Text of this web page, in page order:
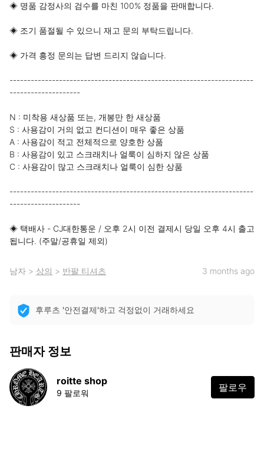
◈ 명품 감정사의 검수를 마친 100% 정품을 판매합니다.
◈ 조기 품절될 수 있으니 재고 문의 부탁드립니다.
◈ 가격 흥정 문의는 답변 드리지 않습니다.
---------------------------------------------------------------------
--------------------
N : 미착용 새상품 또는, 개봉만 한 새상품
S : 사용감이 거의 없고 컨디션이 매우 좋은 상품
A : 사용감이 적고 전체적으로 양호한 상품
B : 사용감이 있고 스크래치나 얼룩이 심하지 않은 상품
C : 사용감이 많고 스크래치나 얼룩이 심한 상품
---------------------------------------------------------------------
--------------------
◈ 택배사 - CJ대한통운 / 오후 2시 이전 결제시 당일 오후 4시 출고
됩니다. (주말/공휴일 제외)
남자 > 상의 > 반팔 티셔츠 3 months ago
후루츠 '안전결제'하고 걱정없이 거래하세요
판매자 정보
roitte shop
9 팔로워 팔로우